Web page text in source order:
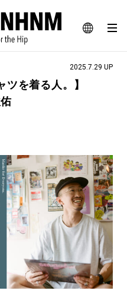
JA
EN
SNAP
ライフスタイルWEBマガジン
ット
イナムのYouTube
#AH.H
#MUSIC #MOVIE
#OUTDOOR
2025.7.29 UP
を着る人。】